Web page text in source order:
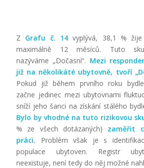
Z Grafu č. 14 vyplývá, 38,1 %
maximálně 12 měsíců. Tuto
nazýváme „Dočasní“. Mezi
již na několikáté ubytovně, tvoří
Pokud již během prvního roku
začne jedinec mezi ubytovnami
sníží jeho šanci na získání stálého
Bylo by vhodné na tuto rizikovou
% ze všech dotázaných) zaměřit
práci. Problém však je s
populace ubytoven. Registr
neexistuje, není tedy do něj možné